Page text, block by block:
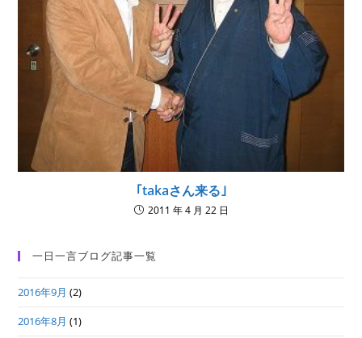
｢takaさん来る｣
2011 年 4 月 22 日
一日一言ブログ記事一覧
2016年9月 (2)
2016年8月 (1)